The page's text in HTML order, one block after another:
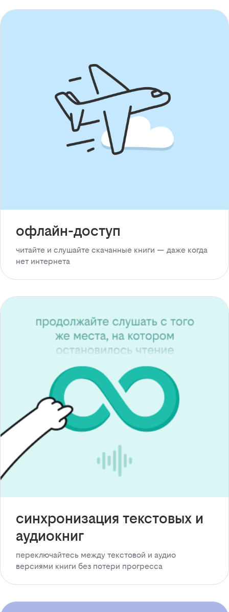
офлайн-доступ
читайте и слушайте скачанные книги — даже когда
нет интернета
синхронизация текстовых и
аудиокниг
переключайтесь между текстовой и аудио
версиями книги без потери прогресса